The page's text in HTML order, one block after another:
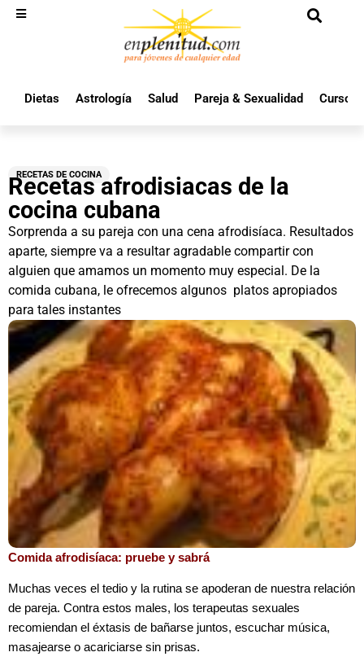
Dietas Astrología Salud Pareja & Sexualidad Cursos
RECETAS DE COCINA
Recetas afrodisiacas de la
cocina cubana
Sorprenda a su pareja con una cena afrodisíaca. Resultados
aparte, siempre va a resultar agradable compartir con
alguien que amamos un momento muy especial. De la
comida cubana, le ofrecemos algunos platos apropiados
para tales instantes
Comida afrodisíaca: pruebe y sabrá
Muchas veces el tedio y la rutina se apoderan de nuestra relación
de pareja. Contra estos males, los terapeutas sexuales
recomiendan el éxtasis de bañarse juntos, escuchar música,
masajearse o acariciarse sin prisas.